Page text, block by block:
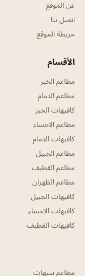
عن الموقع
اتصل بنا
خريطة الموقع
الأقسام
مطاعم الخبر
مطاعم الدمام
كافيهات الخبر
مطاعم الاحساء
كافيهات الدمام
مطاعم الجبيل
مطاعم القطيف
مطاعم الظهران
كافيهات الجبيل
كافيهات الاحساء
كافيهات القطيف
مطاعم سيهات